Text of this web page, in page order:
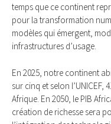
temps que ce continent
pour la transformation
modèles qui émergent,
infrastructures d’usage.
En 2025, notre continent
sur cinq et selon l’UNICEF,
Afrique. En 2050, le PIB
création de richesse sera